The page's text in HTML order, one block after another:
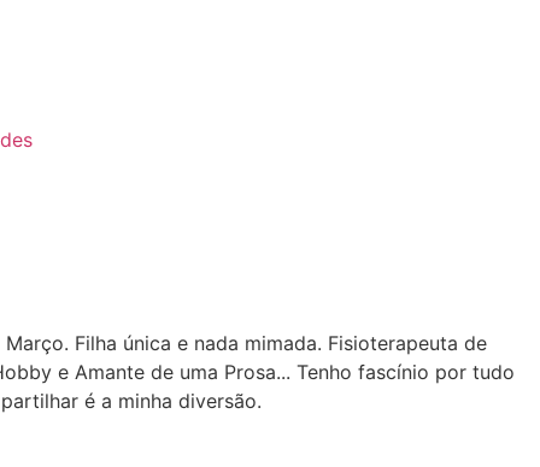
Filha única e nada mimada. Fisioterapeuta de
e Amante de uma Prosa... Tenho fascínio por tudo
é a minha diversão.